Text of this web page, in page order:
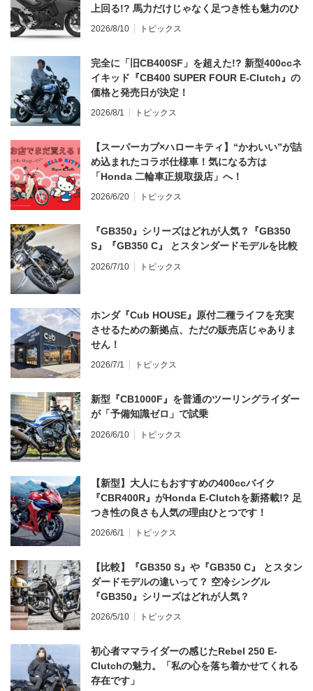
上回る!? 馬力だけじゃなく足つき性も魅力のひ
とつ！
2026/8/10 トピックス
完全に「旧CB400SF」を超えた!? 新型400ccネ
イキッド『CB400 SUPER FOUR E-Clutch』の
価格と発売日が決定！
2026/8/1 トピックス
【スーパーカブ×ハローキティ】“かわいい”が詰
め込まれたコラボ仕様車！気になる方は
「Honda 二輪車正規取扱店」へ！
2026/6/20 トピックス
『GB350』シリーズはどれが人気？『GB350
S』『GB350 C』 とスタンダードモデルを比較
2026/7/10 トピックス
ホンダ『Cub HOUSE』原付二種ライフを充実
させるための新拠点、ただの販売店じゃありま
せん！
2026/7/1 トピックス
新型『CB1000F』を普通のツーリングライダー
が「予備知識ゼロ」で試乗
2026/6/10 トピックス
【新型】大人にもおすすめの400ccバイク
『CBR400R』がHonda E-Clutchを新搭載!? 足
つき性の良さも人気の理由ひとつです！
2026/6/1 トピックス
【比較】『GB350 S』や『GB350 C』 とスタン
ダードモデルの違いって？ 空冷シングル
『GB350』シリーズはどれが人気？
2026/5/10 トピックス
初心者ママライダーの感じたRebel 250 E-
Clutchの魅力。「私の心を落ち着かせてくれる
存在です」